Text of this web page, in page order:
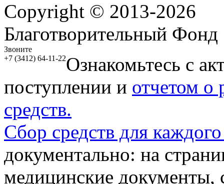
Copyright © 2013-2026
Благотворительный
Звоните
+7 (3412) 64-11-22Ознакомьтесь с
поступлении и отчетом о
средств.
Сбор средств для
документально: на
медицинские документы,